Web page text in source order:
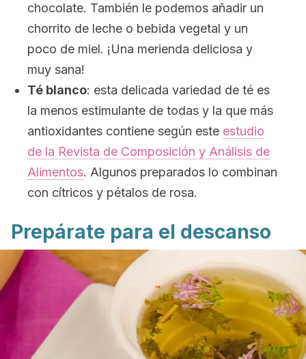
chocolate. También le podemos añadir un
chorrito de leche o bebida vegetal y un
poco de miel. ¡Una merienda deliciosa y
muy sana!
Té blanco: esta delicada variedad de té es
la menos estimulante de todas y la que más
antioxidantes contiene según este estudio
de la Revista de Composición y Análisis de
Alimentos. Algunos preparados lo combinan
con cítricos y pétalos de rosa.
Prepárate para el descanso